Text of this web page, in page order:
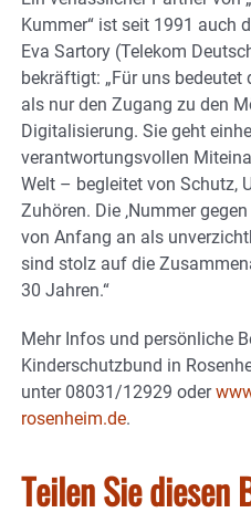
Kummer“ ist seit 1991 auch
Eva Sartory (Telekom
bekräftigt: „Für uns
als nur den Zugang zu den
Digitalisierung. Sie geht
verantwortungsvollen
Welt – begleitet von Schutz,
Zuhören. Die ‚Nummer
von Anfang an als
sind stolz auf die
30 Jahren.“
Mehr Infos und persönliche
Kinderschutzbund in
unter 08031/12929 oder
rosenheim.de.
Teilen Sie diesen